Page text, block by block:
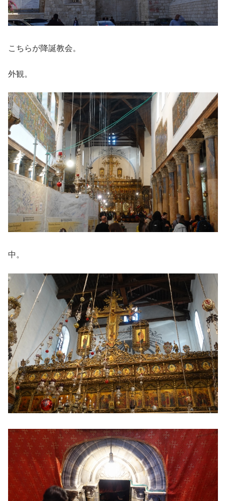
こちらが降誕教会。
外観。
中。